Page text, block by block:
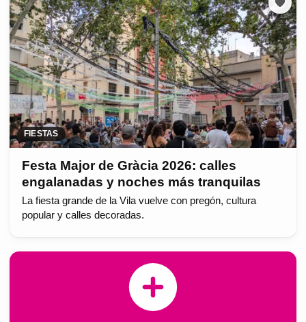
FIESTAS
Festa Major de Gràcia 2026: calles
engalanadas y noches más tranquilas
La fiesta grande de la Vila vuelve con pregón, cultura
popular y calles decoradas.